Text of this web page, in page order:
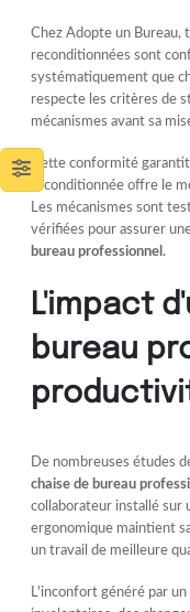
Chez Adopte un Bureau,
reconditionnées sont
systématiquement que
respecte les critères de
mécanismes avant sa
Cette conformité
reconditionnée offre le
Les mécanismes sont
vérifiées pour assurer
bureau professionnel.
L'impact
bureau
De nombreuses études
chaise de bureau
collaborateur installé sur
ergonomique maintient
un travail de meilleure
L'inconfort généré par